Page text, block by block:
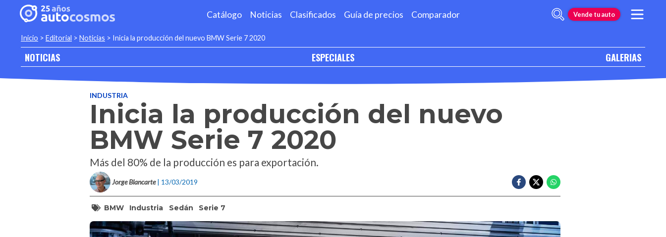
Catálogo Noticias Clasificados Guía de precios Comparador Vende tu auto
Inicio > Editorial > Noticias > Inicia la producción del nuevo BMW Serie 7 2020
NOTICIAS ESPECIALES GALERIAS
INDUSTRIA
Inicia la producción del nuevo
BMW Serie 7 2020
Más del 80% de la producción es para exportación.
Jorge Blancarte | 13/03/2019
BMW Industria Sedán Serie 7